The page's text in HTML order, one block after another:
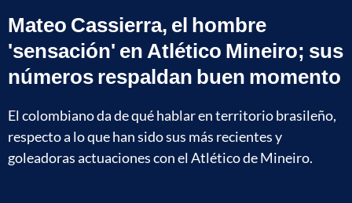
Mateo Cassierra, el hombre
'sensación' en Atlético Mineiro; sus
números respaldan buen momento
El colombiano da de qué hablar en territorio brasileño,
respecto a lo que han sido sus más recientes y
goleadoras actuaciones con el Atlético de Mineiro.